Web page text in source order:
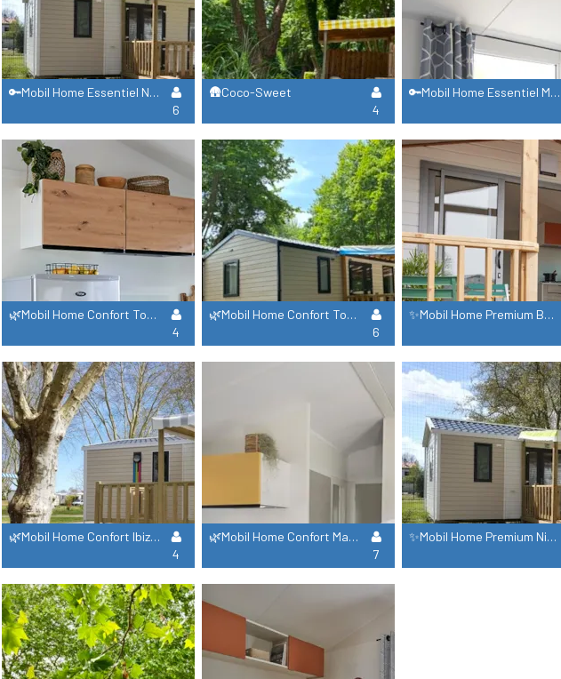
🔑Mobil Home Essentiel Nirvana Trio
6
🛖Coco-Sweet
4
🔑Mobil Home Essentiel Malaga Duo
🌿Mobil Home Confort Toscane 2 Chambres + Lave Vaisselle
4
🌿Mobil Home Confort Toscane 3 Chambres + Lave Vaisselle
6
✨Mobil Home Premium Bergame/ Lave Vaisselle + Climatisation
🌿Mobil Home Confort Ibiza Duo + Lave Vaisselle
4
🌿Mobil Home Confort Malaga Trio + Lave Vaisselle
7
✨Mobil Home Premium Nirvana 3 Chambres / Lave Vaisselle & Climatisation